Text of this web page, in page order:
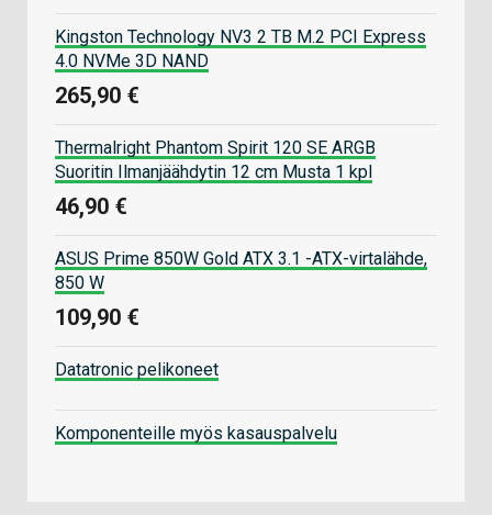
Kingston Technology NV3 2 TB M.2 PCI Express
4.0 NVMe 3D NAND
265,90 €
Thermalright Phantom Spirit 120 SE ARGB
Suoritin Ilmanjäähdytin 12 cm Musta 1 kpl
46,90 €
ASUS Prime 850W Gold ATX 3.1 -ATX-virtalähde,
850 W
109,90 €
Datatronic pelikoneet
Komponenteille myös kasauspalvelu